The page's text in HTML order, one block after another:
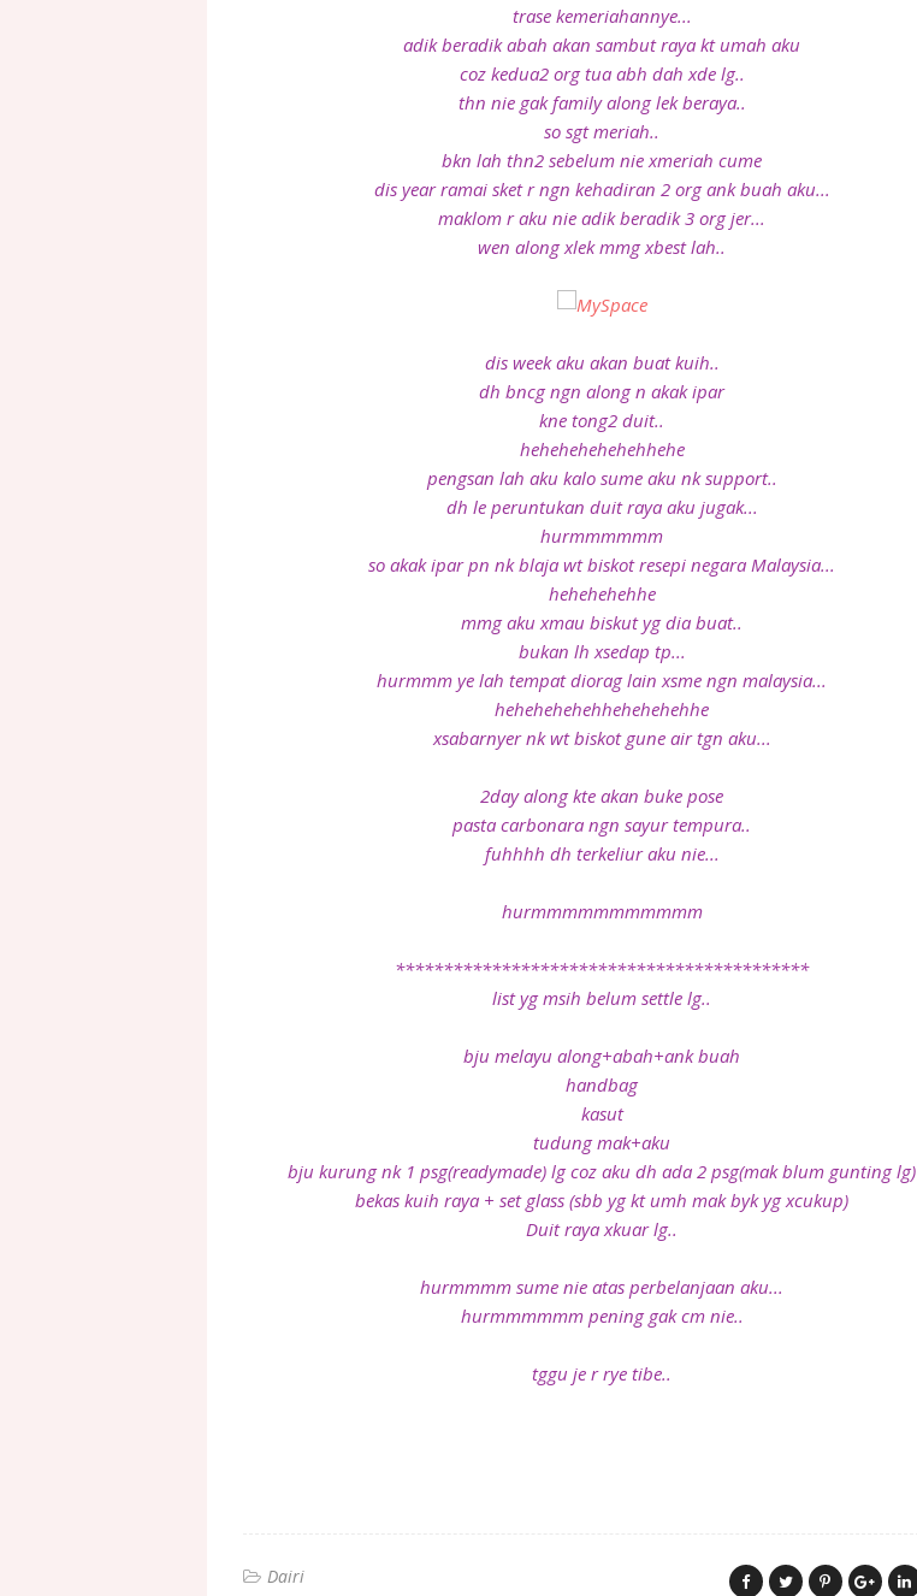
trase kemeriahannye...
adik beradik abah akan sambut raya kt umah aku
coz kedua2 org tua abh dah xde lg..
thn nie gak family along lek beraya..
so sgt meriah..
bkn lah thn2 sebelum nie xmeriah cume
dis year ramai sket r ngn kehadiran 2 org ank buah aku...
maklom r aku nie adik beradik 3 org jer...
wen along xlek mmg xbest lah..
dis week aku akan buat kuih..
dh bncg ngn along n akak ipar
kne tong2 duit..
hehehehehehehhehe
pengsan lah aku kalo sume aku nk support..
dh le peruntukan duit raya aku jugak...
hurmmmmmm
so akak ipar pn nk blaja wt biskot resepi negara Malaysia...
hehehehehhe
mmg aku xmau biskut yg dia buat..
bukan lh xsedap tp...
hurmmm ye lah tempat diorag lain xsme ngn malaysia...
hehehehehehhehehehehhe
xsabarnyer nk wt biskot gune air tgn aku...
2day along kte akan buke pose
pasta carbonara ngn sayur tempura..
fuhhhh dh terkeliur aku nie...
hurmmmmmmmmmmm
*******************************************
list yg msih belum settle lg..
bju melayu along+abah+ank buah
handbag
kasut
tudung mak+aku
bju kurung nk 1 psg(readymade) lg coz aku dh ada 2 psg(mak blum gunting lg)
bekas kuih raya + set glass (sbb yg kt umh mak byk yg xcukup)
Duit raya xkuar lg..
hurmmmm sume nie atas perbelanjaan aku...
hurmmmmmm pening gak cm nie..
tggu je r rye tibe..
Dairi